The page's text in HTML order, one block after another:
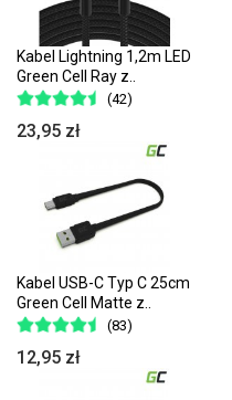
Kabel Lightning 1,2m LED
Green Cell Ray z..
(42)
23,95 zł
Kabel USB-C Typ C 25cm
Green Cell Matte z..
(83)
12,95 zł